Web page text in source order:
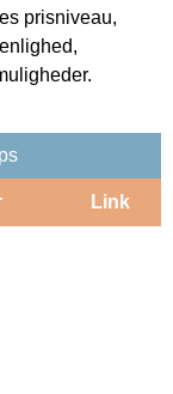
prisniveau,
Link